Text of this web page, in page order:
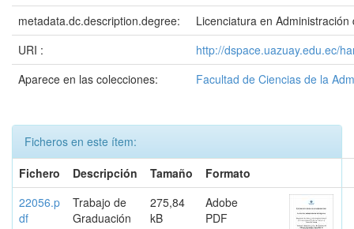
metadata.dc.description.degree:
Licenciatura en Administración
URI :
http://dspace.uazuay.edu.ec/
Aparece en las colecciones:
Facultad de Ciencias de la
Ficheros en este ítem:
Fichero
Descripción Tamaño
Formato
22056.p
df
Trabajo de
Graduación
275,84
kB
Adobe
PDF